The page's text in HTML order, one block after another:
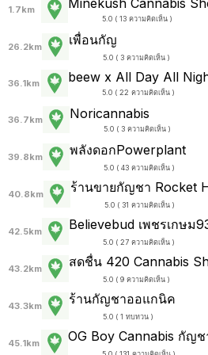
1.7km Minekush Cannabis
5.0 ( 13 ความคิดเห็น )
26.2km เพื่อนกัญ
5.0 ( 3 ความคิดเห็น )
36.1km beew x All Day All
5.0 ( 22 ความคิดเห็น )
36.7km Noricannabis
5.0 ( 3 ความคิดเห็น )
39.8km พลังดอกPowerplant
5.0 ( 43 ความคิดเห็น )
40.8km ร้านขายกัญชา Rocket
5.0 ( 31 ความคิดเห็น )
42.5km Believebud เพชรเกษม
5.0 ( 27 ความคิดเห็น )
43.2km สดชื่น 420 Cannabis
5.0 ( 9 ความคิดเห็น )
43.3km ร้านกัญชาออแกนิค
5.0 ( 1 ทบทวน )
45.1km OG Boy Cannabis กัญ